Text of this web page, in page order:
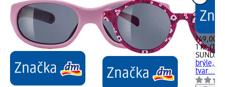
149,00
1 ks
brýle,
tvar..., 1